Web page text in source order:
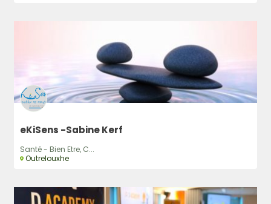
eKiSens -Sabine Kerf
Santé - Bien Etre, C...
Outrelouxhe